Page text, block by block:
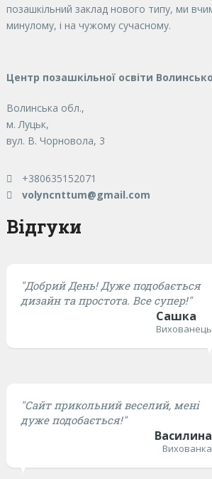
позашкільний заклад нового типу, ми
минулому, і на чужому сучасному.
Центр позашкільної освіти
Волинська обл.,
м. Луцьк,
вул. В. Чорновола, 3
+380635152071
volyncnttum@gmail.com
Відгуки
"Добрий День! Дуже подобається
дизайн та простота. Все супер!"
Сашка
Вихованець
"Сайт прикольний веселий, мені
дуже подобається!"
Василина
Вихованка